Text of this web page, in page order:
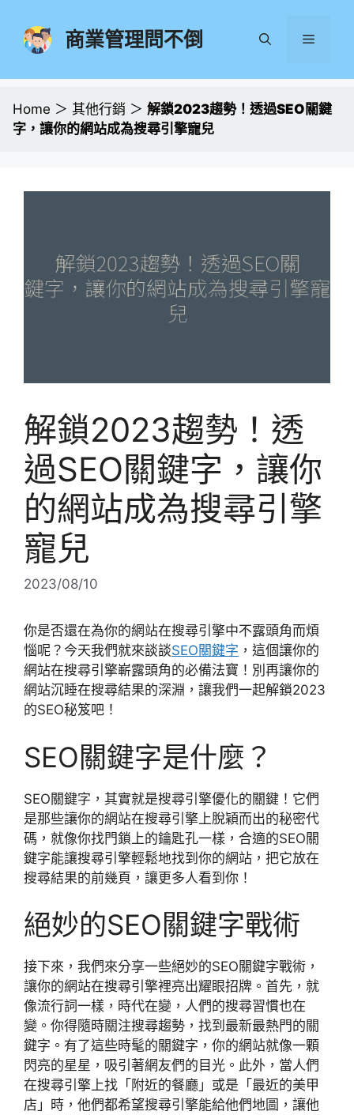
商業管理問不倒 選
Home ＞ 其他行銷 ＞ 解鎖2023趨勢！透過SEO關鍵
字，讓你的網站成為搜尋引擎寵兒
解鎖2023趨勢！透
過SEO關鍵字，讓你
的網站成為搜尋引擎
寵兒
2023/08/10
你是否還在為你的網站在搜尋引擎中不露頭角而煩
惱呢？今天我們就來談談SEO關鍵字 ，這個讓你的
網站在搜尋引擎嶄露頭角的必備法寶！別再讓你的
網站沉睡在搜尋結果的深淵，讓我們一起解鎖2023
的SEO秘笈吧！
SEO關鍵字是什麼？
SEO關鍵字，其實就是搜尋引擎優化的關鍵！它們
是那些讓你的網站在搜尋引擎上脫穎而出的秘密代
碼，就像你找門鎖上的鑰匙孔一樣，合適的SEO關
鍵字能讓搜尋引擎輕鬆地找到你的網站，把它放在
搜尋結果的前幾頁，讓更多人看到你！
絕妙的SEO關鍵字戰術
接下來，我們來分享一些絕妙的SEO關鍵字戰術，
讓你的網站在搜尋引擎裡亮出耀眼招牌。首先，就
像流行詞一樣，時代在變，人們的搜尋習慣也在
變。你得隨時關注搜尋趨勢，找到最新最熱門的關
鍵字。有了這些時髦的關鍵字，你的網站就像一顆
閃亮的星星，吸引著網友們的目光。此外，當人們
在搜尋引擎上找「附近的餐廳」或是「最近的美甲
店」時，他們都希望搜尋引擎能給他們地圖，讓他